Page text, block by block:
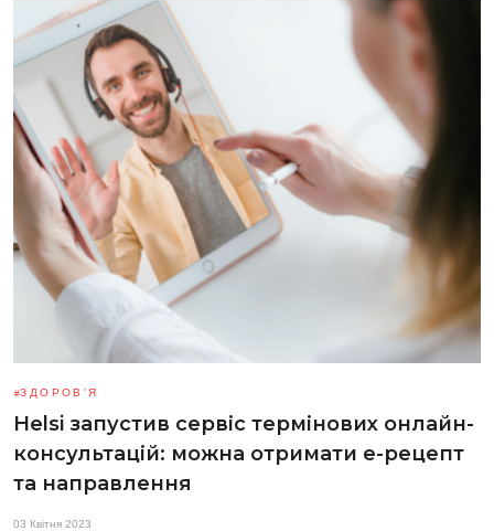
ЗДОРОВ'Я
Helsi запустив сервіс термінових онлайн-
консультацій: можна отримати е-рецепт
та направлення
03 Квітня 2023